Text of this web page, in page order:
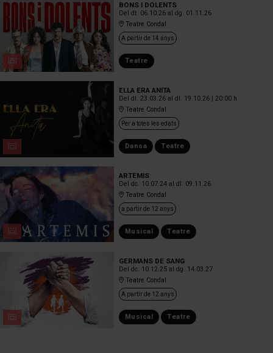
BONS I DOLENTS
Del dt. 06.10.26al dg. 01.11.26
Teatre Condal
A partir de 14 anys
Teatre
ELLA ERA ANITA
Del dl. 23.03.26al dl. 19.10.26| 20:00 h
Teatre Condal
Per a totes les edats
Dansa Teatre
ARTEMIS
Del dc. 10.07.24al dl. 09.11.26
Teatre Condal
a partir de 12 anys
Musical Teatre
GERMANS DE SANG
Del dc. 10.12.25al dg. 14.03.27
Teatre Condal
A partir de 12 anys
Musical Teatre